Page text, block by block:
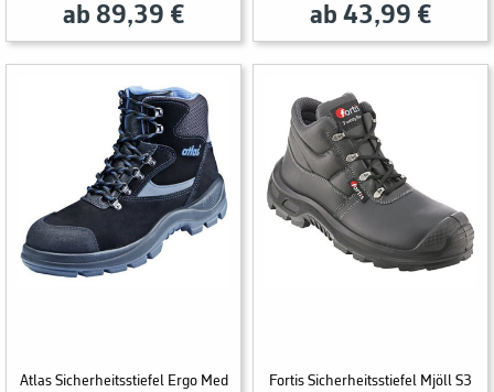
ab 89,39 € ab 43,99 €
Atlas Sicherheitsstiefel Ergo Med
Fortis Sicherheitsstiefel Mjöll S3